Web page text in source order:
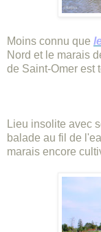
Moins connu que
Nord et le marais
de Saint-Omer est
Lieu insolite avec
balade au fil de
marais encore